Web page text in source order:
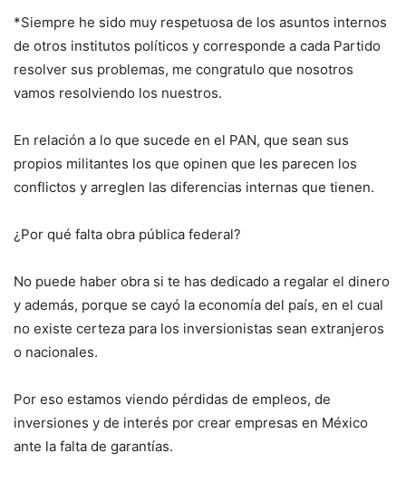
*Siempre he sido muy respetuosa de los asuntos internos
de otros institutos políticos y corresponde a cada Partido
resolver sus problemas, me congratulo que nosotros
vamos resolviendo los nuestros.
En relación a lo que sucede en el PAN, que sean sus
propios militantes los que opinen que les parecen los
conflictos y arreglen las diferencias internas que tienen.
¿Por qué falta obra pública federal?
No puede haber obra si te has dedicado a regalar el dinero
y además, porque se cayó la economía del país, en el cual
no existe certeza para los inversionistas sean extranjeros
o nacionales.
Por eso estamos viendo pérdidas de empleos, de
inversiones y de interés por crear empresas en México
ante la falta de garantías.